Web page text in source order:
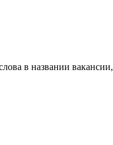
в названии